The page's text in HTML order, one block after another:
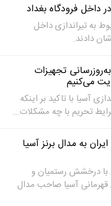
داخل فرودگاه بغداد
به تیراندازی داخل
دادند.
تجهیزات
می‌کنیم
آسیا با تاکید بر اینکه
تحریم با چه مشکلات...
به مدال برنز آسیا
با درخشش رستمیان و
آسیا صاحب مدال